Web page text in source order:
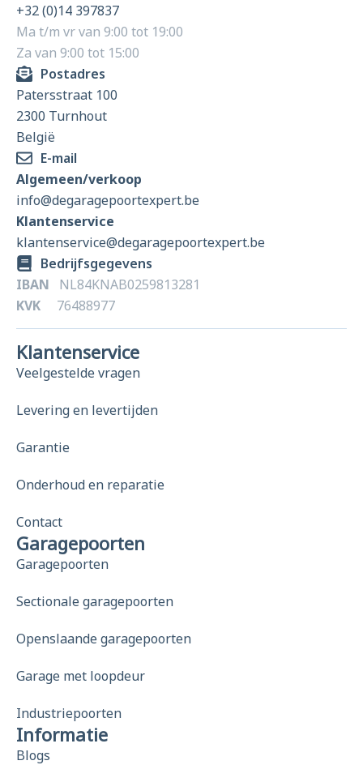
+32 (0)14 397837
Ma t/m vr van 9:00 tot 19:00
Za van 9:00 tot 15:00
Postadres
Patersstraat 100
2300 Turnhout
België
E-mail
Algemeen/verkoop
info@degaragepoortexpert.be
Klantenservice
klantenservice@degaragepoortexpert.be
Bedrijfsgegevens
IBAN NL84KNAB0259813281
KVK 76488977
Klantenservice
Veelgestelde vragen
Levering en levertijden
Garantie
Onderhoud en reparatie
Contact
Garagepoorten
Garagepoorten
Sectionale garagepoorten
Openslaande garagepoorten
Garage met loopdeur
Industriepoorten
Informatie
Blogs